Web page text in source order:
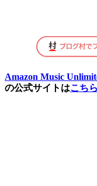
Amazon Music
の公式サイトはこちら